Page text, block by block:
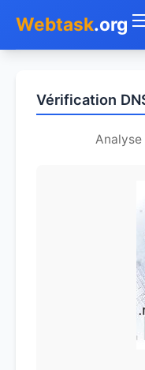
Webtask.org
Whois
Vérification
Analyse